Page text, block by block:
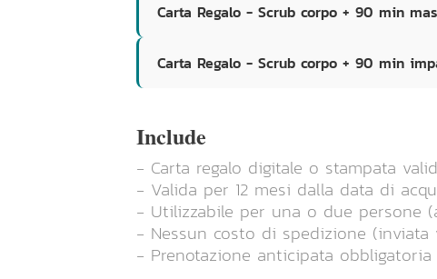
Carta Regalo - Scrub corpo + 90 min
Carta Regalo - Scrub corpo + 90 min
Include
- Carta regalo digitale o stampata
- Valida per 12 mesi dalla data di
- Utilizzabile per una o due persone
- Nessun costo di spedizione (inviata
- Prenotazione anticipata obbligatoria